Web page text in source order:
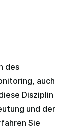
des
auch
Disziplin
und der
Sie